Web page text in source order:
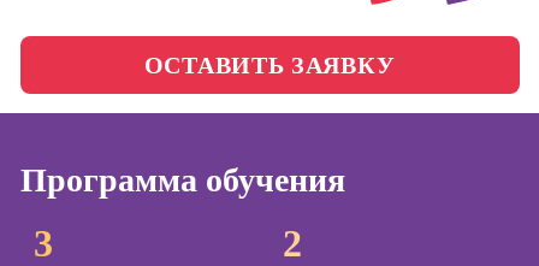
Фотошкола
Школа медиа
Онлайн-обучение
менеджер)
Профессия
ОСТАВИТЬ ЗАЯВКУ
Программа обучения
3 2